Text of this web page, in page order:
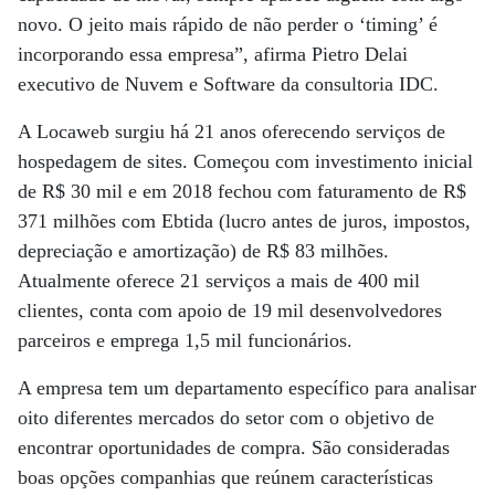
novo. O jeito mais rápido de não perder o ‘timing’ é
incorporando essa empresa”, afirma Pietro Delai
executivo de Nuvem e Software da consultoria IDC.
A Locaweb surgiu há 21 anos oferecendo serviços de
hospedagem de sites. Começou com investimento inicial
de R$ 30 mil e em 2018 fechou com faturamento de R$
371 milhões com Ebtida (lucro antes de juros, impostos,
depreciação e amortização) de R$ 83 milhões.
Atualmente oferece 21 serviços a mais de 400 mil
clientes, conta com apoio de 19 mil desenvolvedores
parceiros e emprega 1,5 mil funcionários.
A empresa tem um departamento específico para analisar
oito diferentes mercados do setor com o objetivo de
encontrar oportunidades de compra. São consideradas
boas opções companhias que reúnem características